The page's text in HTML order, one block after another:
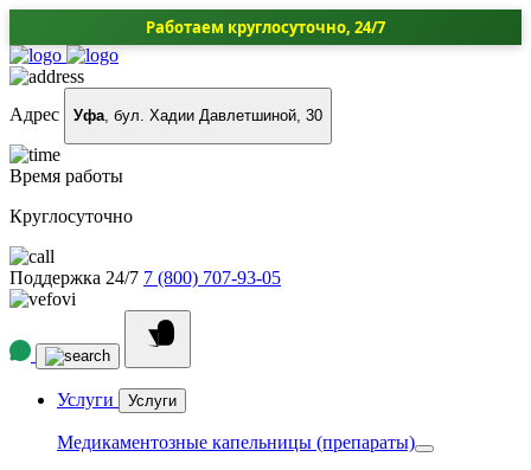
Работаем круглосуточно, 24/7
Адрес Уфа, бул. Хадии Давлетшиной, 30
Время работы
Круглосуточно
Поддержка 24/7 7 (800) 707-93-05
Услуги Услуги
Медикаментозные капельницы (препараты)